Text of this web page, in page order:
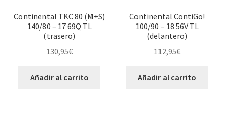
Continental TKC 80 (M+S)
140/80 – 17 69Q TL
(trasero)
130,95€
Añadir al carrito
Continental ContiGo!
100/90 – 18 56V TL
(delantero)
112,95€
Añadir al carrito